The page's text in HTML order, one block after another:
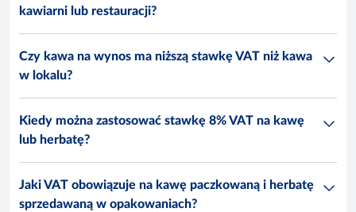
kawiarni lub restauracji?
Czy kawa na wynos ma niższą stawkę VAT niż kawa
w lokalu?
Kiedy można zastosować stawkę 8% VAT na kawę
lub herbatę?
Jaki VAT obowiązuje na kawę paczkowaną i herbatę
sprzedawaną w opakowaniach?